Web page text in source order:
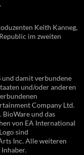
Keith Kanneg,
im zweiten
und damit verbundene
und/oder anderen
Company Ltd.
BioWare und das
von EA International
sind
Inc. Alle weiteren